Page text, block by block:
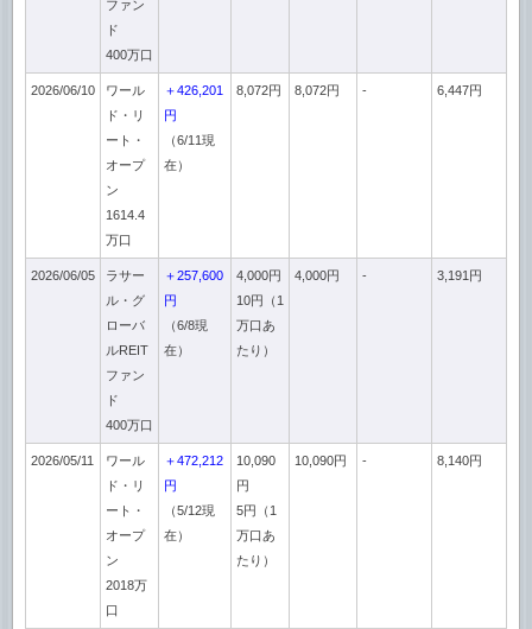
ファン
ド
400万口
2026/06/10
ワール
ド・リ
ート・
オープ
ン
1614.4
万口
＋426,201
円
（6/11現
在）
8,072円 8,072円 - 6,447円
2026/06/05
ラサー
ル・グ
ローバ
ルREIT
ファン
ド
400万口
＋257,600
円
（6/8現
在）
4,000円
10円（1
万口あ
たり）
4,000円 - 3,191円
2026/05/11
ワール
ド・リ
ート・
オープ
ン
2018万
口
＋472,212
円
（5/12現
在）
10,090
円
5円（1
万口あ
たり）
10,090円 - 8,140円